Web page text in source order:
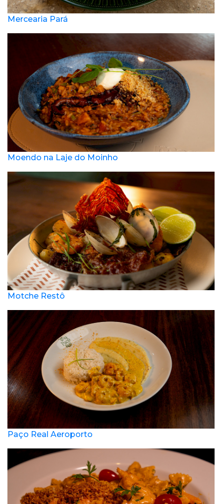
Mercearia Pará
Moendo na Laje do Moinho
Motche Restô
Paço Real Aeroporto